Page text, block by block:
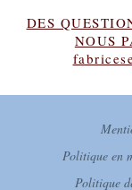
DES
NOUS
Politique en
Politique